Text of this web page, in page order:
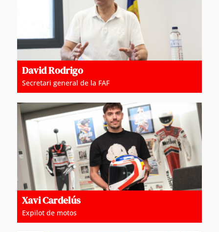
David Rodrigo
Secretari general de la FAF
Xavi Cardelús
Expilot de motos